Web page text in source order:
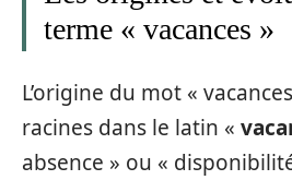
terme « vacances »
L’origine du mot «
racines dans le latin «
absence » ou «